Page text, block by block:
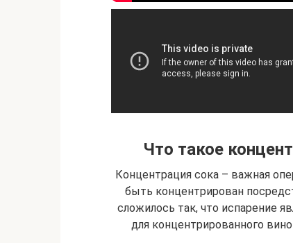
Что такое
Концентрация сока – важная
быть концентрирован
сложилось так, что испарение
для концентрированного